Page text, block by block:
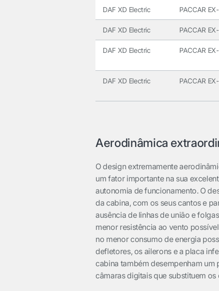
DAF XD Electric PACCAR
DAF XD Electric PACCAR
DAF XD Electric PACCAR
DAF XD Electric PACCAR
Aerodinâmica
O design extremamente
um fator importante na sua
autonomia de funcionamento. O
da cabina, com os seus cantos e
ausência de linhas de união e
menor resistência ao vento
no menor consumo de energia
defletores, os ailerons e a placa
cabina também desempenham um
câmaras digitais que substituem os